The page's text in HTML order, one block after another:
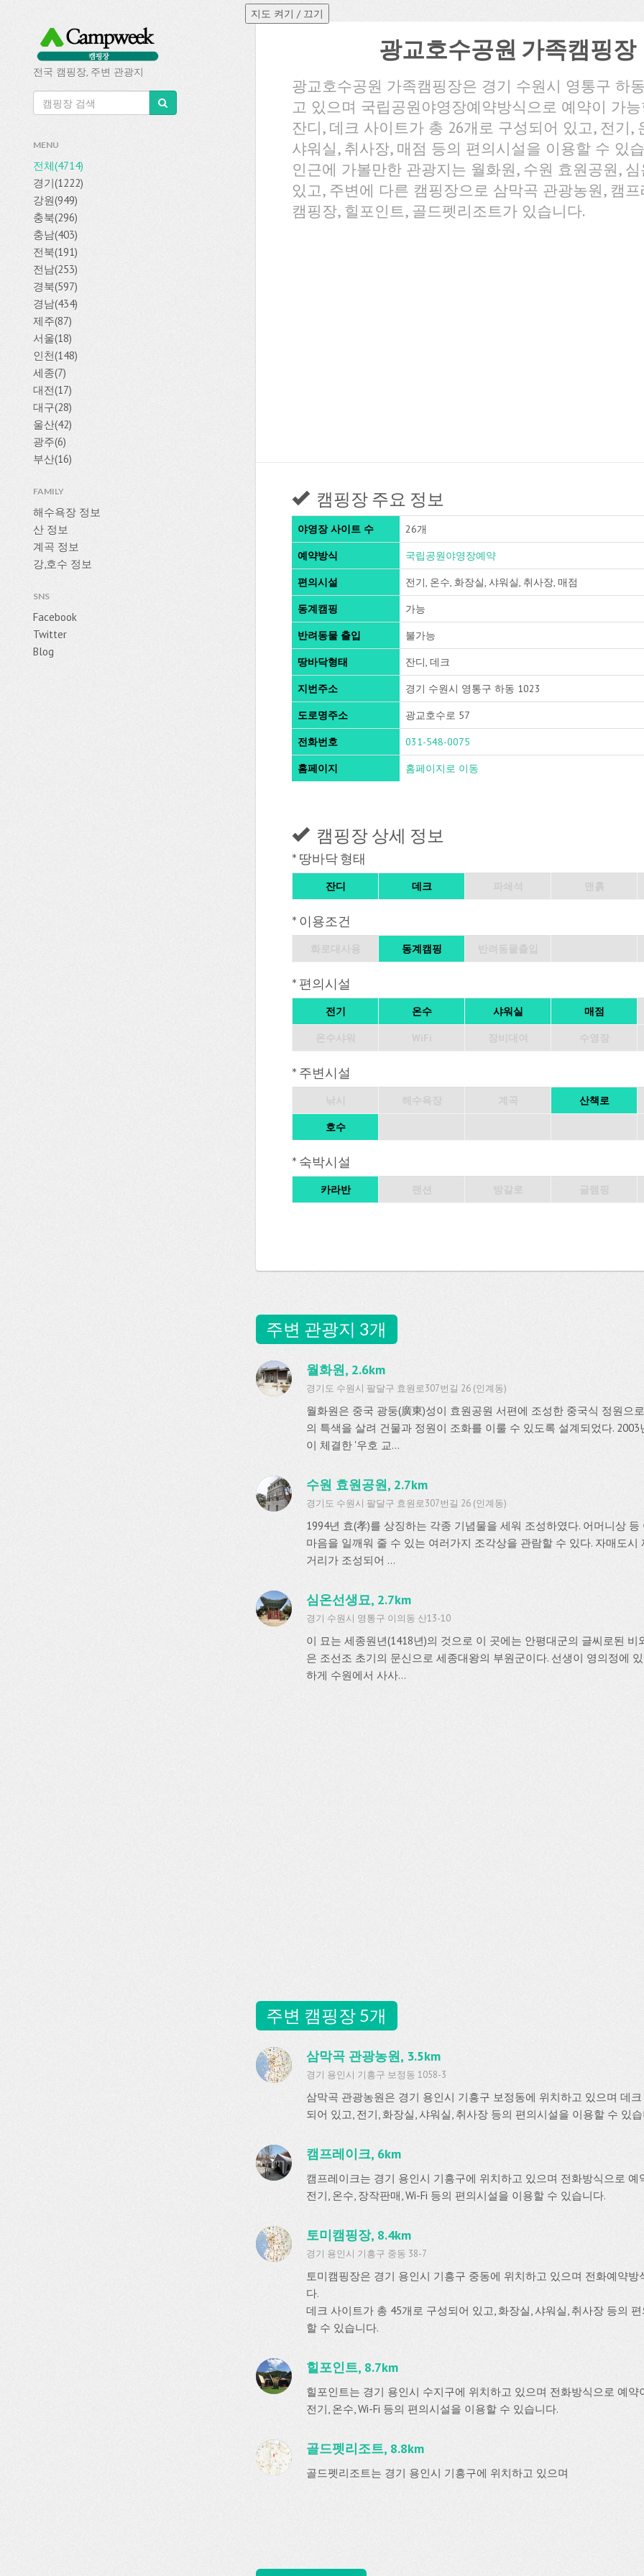
전국 캠핑장, 주변 관광지
MENU
전체(4714)
경기(1222)
강원(949)
충북(296)
충남(403)
전북(191)
전남(253)
경북(597)
경남(434)
제주(87)
서울(18)
인천(148)
세종(7)
대전(17)
대구(28)
울산(42)
광주(6)
부산(16)
FAMILY
해수욕장 정보
산 정보
계곡 정보
강,호수 정보
SNS
Facebook
Twitter
Blog
광교호수공원 가족캠핑장
광교호수공원 가족캠핑장은 경기 수원시 영통구 하
고 있으며 국립공원야영장예약방식으로 예약이 가
잔디, 데크 사이트가 총 26개로 구성되어 있고, 전기,
샤워실, 취사장, 매점 등의 편의시설을 이용할 수 있
인근에 가볼만한 관광지는 월화원, 수원 효원공원,
있고, 주변에 다른 캠핑장으로 삼막곡 관광농원, 캠
캠핑장, 힐포인트, 골드펫리조트가 있습니다.
캠핑장 주요 정보
야영장 사이트 수 26개
예약방식 국립공원야영장예약
편의시설 전기, 온수, 화장실, 샤워실, 취사장, 매점
동계캠핑 가능
반려동물 출입 불가능
땅바닥형태 잔디, 데크
지번주소 경기 수원시 영통구 하동 1023
도로명주소 광교호수로 57
전화번호 031-548-0075
홈페이지 홈페이지로 이동
캠핑장 상세 정보
* 땅바닥 형태
잔디 데크
* 이용조건
동계캠핑
* 편의시설
전기 온수 샤워실 매점
* 주변시설
산책로
호수
* 숙박시설
카라반
주변 관광지 3개
월화원, 2.6km
경기도 수원시 팔달구 효원로307번길 26 (인계동)
월화원은 중국 광둥(廣東)성이 효원공원 서편에 조성한 중국식 정원으
의 특색을 살려 건물과 정원이 조화를 이룰 수 있도록 설계되었다.
이 체결한 '우호 교...
수원 효원공원, 2.7km
경기도 수원시 팔달구 효원로307번길 26 (인계동)
1994년 효(孝)를 상징하는 각종 기념물을 세워 조성하였다. 어머니상
마음을 일깨워 줄 수 있는 여러가지 조각상을 관람할 수 있다. 자매도시
거리가 조성되어 ...
심온선생묘, 2.7km
경기 수원시 영통구 이의동 산13-10
이 묘는 세종원년(1418년)의 것으로 이 곳에는 안평대군의 글씨로된 비
은 조선조 초기의 문신으로 세종대왕의 부원군이다. 선생이 영의정에
하게 수원에서 사사...
주변 캠핑장 5개
삼막곡 관광농원, 3.5km
경기 용인시 기흥구 보정동 1058-3
삼막곡 관광농원은 경기 용인시 기흥구 보정동에 위치하고 있으며 데
되어 있고, 전기, 화장실, 샤워실, 취사장 등의 편의시설을 이용할 수 있
캠프레이크, 6km
캠프레이크는 경기 용인시 기흥구에 위치하고 있으며 전화방식으로 예
전기, 온수, 장작판매, Wi-Fi 등의 편의시설을 이용할 수 있습니다.
토미캠핑장, 8.4km
경기 용인시 기흥구 중동 38-7
토미캠핑장은 경기 용인시 기흥구 중동에 위치하고 있으며 전화예약
다.
데크 사이트가 총 45개로 구성되어 있고, 화장실, 샤워실, 취사장 등의
할 수 있습니다.
힐포인트, 8.7km
힐포인트는 경기 용인시 수지구에 위치하고 있으며 전화방식으로 예약
전기, 온수, Wi-Fi 등의 편의시설을 이용할 수 있습니다.
골드펫리조트, 8.8km
골드펫리조트는 경기 용인시 기흥구에 위치하고 있으며